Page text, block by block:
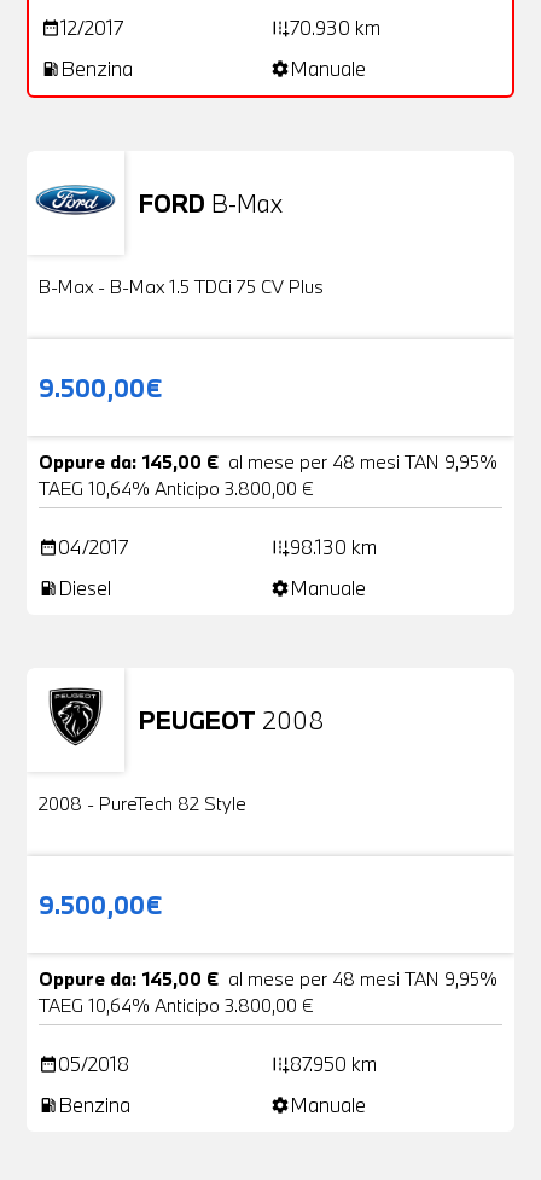
date_range12/2017 add_road70.930 km
local_gas_station Benzina settingsManuale
FORD B-Max
B-Max - B-Max 1.5 TDCi 75 CV Plus
9.500,00€
Oppure da: 145,00 € al mese per 48 mesi TAN 9,95%
TAEG 10,64% Anticipo 3.800,00 €
date_range04/2017 add_road98.130 km
local_gas_station Diesel settingsManuale
PEUGEOT 2008
Usato
2008 - PureTech 82 Style
9.500,00€
Oppure da: 145,00 € al mese per 48 mesi TAN 9,95%
TAEG 10,64% Anticipo 3.800,00 €
date_range05/2018 add_road87.950 km
local_gas_station Benzina settingsManuale